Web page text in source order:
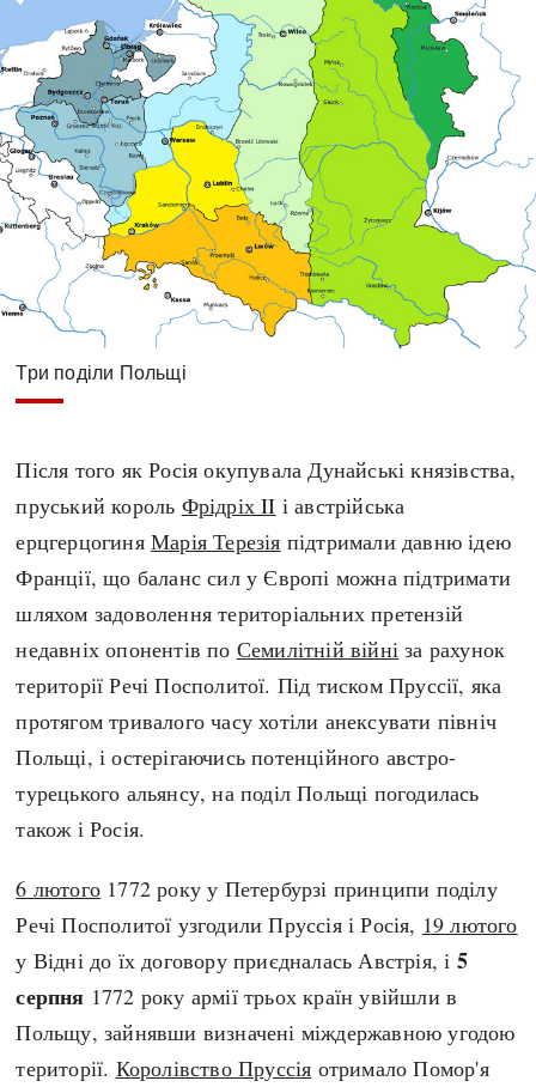
Три поділи Польщі
Після того як Росія окупувала Дунайські князівства,
пруський король Фрідріх II і австрійська
ерцгерцогиняМарія Терезія підтримали давню ідею
Франції, що баланс сил у Європі можна підтримати
шляхом задоволення територіальних претензій
недавніх опонентів по Семилітній війні за рахунок
території Речі Посполитої. Під тиском Пруссії, яка
протягом тривалого часу хотіли анексувати північ
Польщі, і остерігаючись потенційного австро-
турецького альянсу, на поділ Польщі погодилась
також і Росія.
6 лютого 1772 року у Петербурзі принципи поділу
Речі Посполитої узгодили Пруссія і Росія, 19 лютого
у Відні до їх договору приєдналась Австрія, і 5
серпня 1772 року армії трьох країн увійшли в
Польщу, зайнявши визначені міждержавною угодою
території. Королівство Пруссія отримало Помор'я